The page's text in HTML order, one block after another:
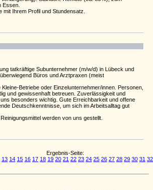
Essen.
mit Ihrem Profil und Stundensatz.
tatkräftige Subunternehmer (m/w/d) in Lübeck und
Büros und Arztpraxen (meist
Betriebe oder Einzelunternehmer/innen. Personen,
und gewissenhaft betreuen. Zuverlässigkeit und
besonders wichtig. Gute Erreichbarkeit und offene
Deutschkenntnisse, um sich im Arbeitsalltag gut
werden von uns gestellt.
Ergebnis-Seite:
13 14 15 16 17 18 19 20 21 22 23 24 25 26 27 28 29 30 31 32